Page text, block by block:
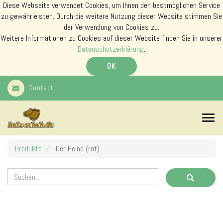
Diese Webseite verwendet Cookies, um Ihnen den bestmöglichen Service
zu gewährleisten. Durch die weitere Nutzung dieser Website stimmen Sie
der Verwendung von Cookies zu.
Weitere Informationen zu Cookies auf dieser Website finden Sie in unserer
Datenschutzerklärung.
OK
Contact
N
v
Produkte Der Feine (rot)